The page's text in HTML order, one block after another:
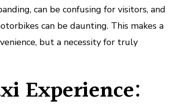
can be confusing for visitors, and
can be daunting. This makes a
but a necessity for truly
Experience: